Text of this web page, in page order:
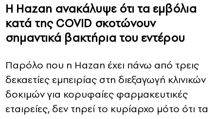
Η Hazan ανακάλυψε ότι τα εμβόλια
κατά της COVID σκοτώνουν
σημαντικά βακτήρια του εντέρου
Παρόλο που η Hazan έχει πάνω από τρεις
δεκαετίες εμπειρίας στη διεξαγωγή κλινικών
δοκιμών για κορυφαίες φαρμακευτικές
εταιρείες, δεν τηρεί το κυρίαρχο μότο ότι τα